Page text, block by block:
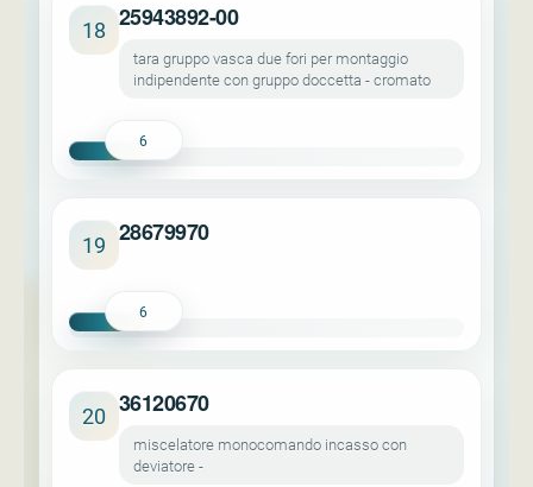
18 25943892-00
tara gruppo vasca due fori per montaggio
indipendente con gruppo doccetta - cromato
6
19 28679970
6
20 36120670
miscelatore monocomando incasso con
deviatore -